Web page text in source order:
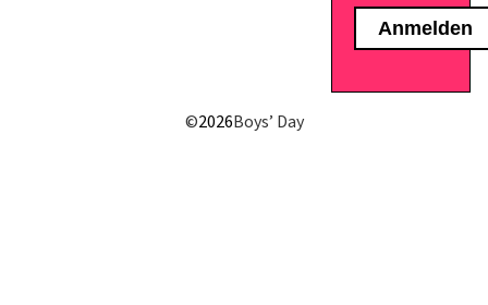
©2026Boys’ Day